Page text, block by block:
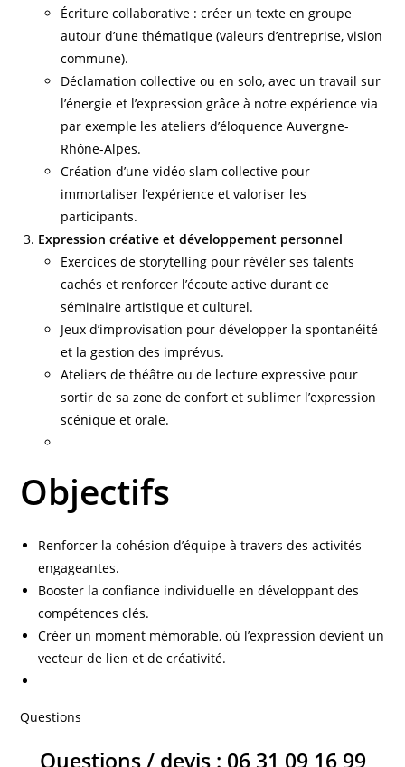
Écriture collaborative : créer un texte en groupe
autour d’une thématique (valeurs d’entreprise, vision
commune).
Déclamation collective ou en solo, avec un travail sur
l’énergie et l’expression grâce à notre expérience via
par exemple les ateliers d’éloquence Auvergne-
Rhône-Alpes.
Création d’une vidéo slam collective pour
immortaliser l’expérience et valoriser les
participants.
Expression créative et développement personnel
Exercices de storytelling pour révéler ses talents
cachés et renforcer l’écoute active durant ce
séminaire artistique et culturel.
Jeux d’improvisation pour développer la spontanéité
et la gestion des imprévus.
Ateliers de théâtre ou de lecture expressive pour
sortir de sa zone de confort et sublimer l’expression
scénique et orale.
Objectifs
Renforcer la cohésion d’équipe à travers des activités
engageantes.
Booster la confiance individuelle en développant des
compétences clés.
Créer un moment mémorable, où l’expression devient un
vecteur de lien et de créativité.
Questions
Questions / devis : 06 31 09 16 99